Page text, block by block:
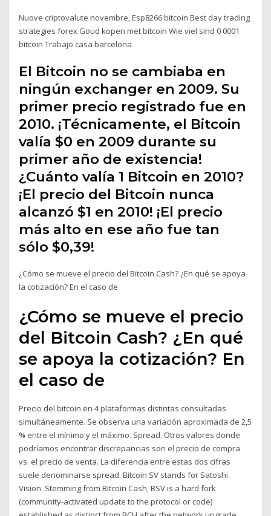
Nuove criptovalute novembre, Esp8266 bitcoin Best day trading
strategies forex Goud kopen met bitcoin Wie viel sind 0 0001
bitcoin Trabajo casa barcelona
El Bitcoin no se cambiaba en
ningún exchanger en 2009. Su
primer precio registrado fue en
2010. ¡Técnicamente, el Bitcoin
valía $0 en 2009 durante su
primer año de existencia!
¿Cuánto valía 1 Bitcoin en 2010?
¡El precio del Bitcoin nunca
alcanzó $1 en 2010! ¡El precio
más alto en ese año fue tan
sólo $0,39!
¿Cómo se mueve el precio del Bitcoin Cash? ¿En qué se apoya
la cotización? En el caso de
¿Cómo se mueve el precio
del Bitcoin Cash? ¿En qué
se apoya la cotización? En
el caso de
Precio del bitcoin en 4 plataformas distintas consultadas
simultáneamente. Se observa una variación aproximada de 2,5
% entre el mínimo y el máximo. Spread. Otros valores donde
podríamos encontrar discrepancias son el precio de compra
vs. el precio de venta. La diferencia entre estas dos cifras
suele denominarse spread. Bitcoin SV stands for Satoshi
Vision. Stemming from Bitcoin Cash, BSV is a hard fork
(community-activated update to the protocol or code)